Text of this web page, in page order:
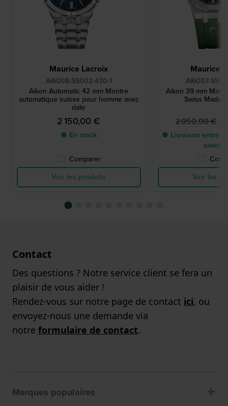
Maurice Lacroix
AI6008-SS002-430-1
Aikon Automatic 42 mm Montre
automatique suisse pour homme avec
date
2 150,00 €
● En stock
Comparer
Voir les produits
Maurice
AI6007-
Aikon 39 mm
Swiss Made
2 050,00 €
● Livraison entre
Voir les
Contact
Des questions ? Notre service client se fera un
plaisir de vous aider !
Rendez-vous sur notre page de contact ici, ou
envoyez-nous une demande via
notre formulaire de contact.
Marques populaires